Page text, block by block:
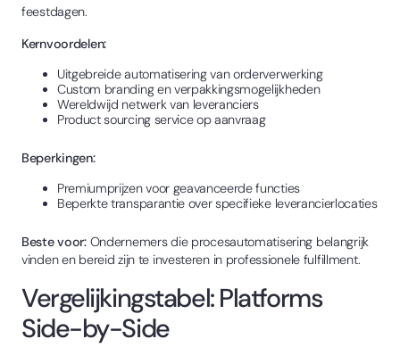
feestdagen.
Kernvoordelen:
Uitgebreide automatisering van orderverwerking
Custom branding en verpakkingsmogelijkheden
Wereldwijd netwerk van leveranciers
Product sourcing service op aanvraag
Beperkingen:
Premiumprijzen voor geavanceerde functies
Beperkte transparantie over specifieke leverancierlocaties
Beste voor:Ondernemers die procesautomatisering belangrijk
vinden en bereid zijn te investeren in professionele fulfillment.
Vergelijkingstabel: Platforms
Side-by-Side